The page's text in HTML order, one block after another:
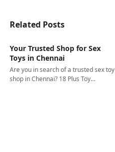
Related Posts
Your Trusted Shop for Sex
Toys in Chennai
Are you in search of a trusted sex toy
shop in Chennai? 18 Plus Toy…